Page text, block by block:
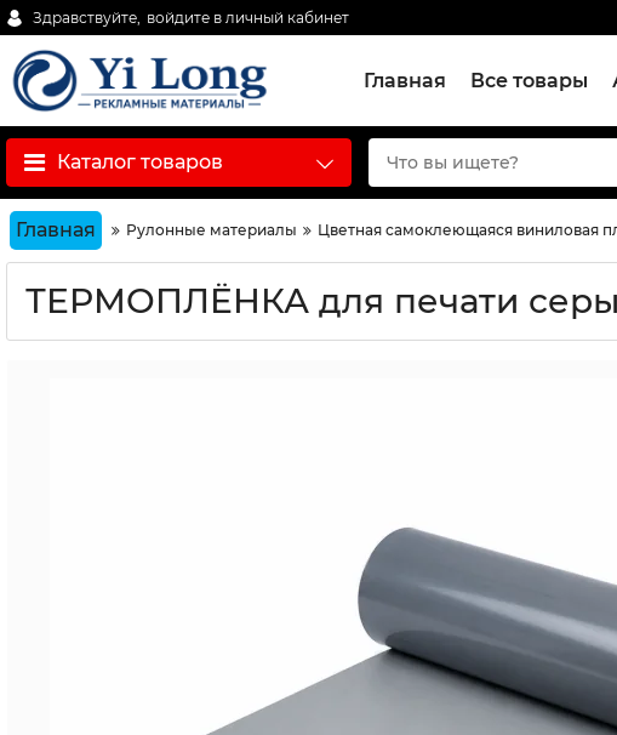
Здравствуйте, войдите в личный кабинет
Главная Все товары
Каталог товаров
Главная Рулонные материалы Цветная самоклеющаяся виниловая
ТЕРМОПЛЁНКА для печати